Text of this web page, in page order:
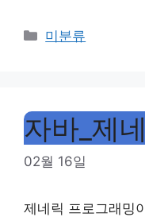
Categories
미분류
자바_제
02월 16일
제네릭 프로그래밍